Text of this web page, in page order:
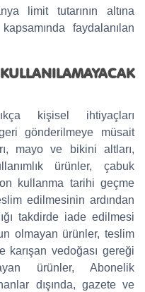
limit tutarının altına
faydalanılan
kişisel ihtiyaçları
gönderilmeye müsait
mayo ve bikini altları,
ürünler, çabuk
kullanma tarihi geçme
edilmesinin ardından
takdirde iade edilmesi
olmayan ürünler, teslim
vedoğası gereği
ürünler, Abonelik
dışında, gazete ve